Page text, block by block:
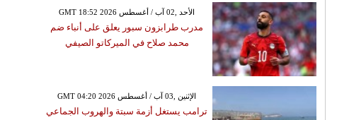
GMT 18:52 2026 الأحد ,02 آب / أغسطس
مدرب طرابزون سبور يعلق على أنباء ضم
محمد صلاح في الميركاتو الصيفي
GMT 04:20 2026 الإثنين ,03 آب / أغسطس
ترامب يستغل أزمة سبتة والهروب الجماعي